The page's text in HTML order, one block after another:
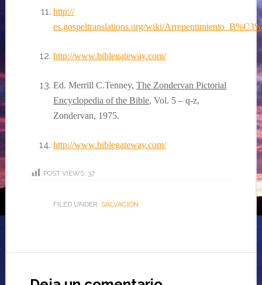
http://
es.gospeltranslations.org/wiki/
http://www.biblegateway.com/
Ed. Merrill C.Tenney, The Zondervan Pictorial
Encyclopedia of the Bible, Vol. 5 – q-z,
Zondervan, 1975.
http://www.biblegateway.com/
POST VIEWS: 37
FILED UNDER: SALVACIÓN